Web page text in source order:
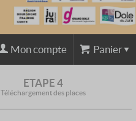
Panier
Mon compte
ETAPE 4
Téléchargement des places